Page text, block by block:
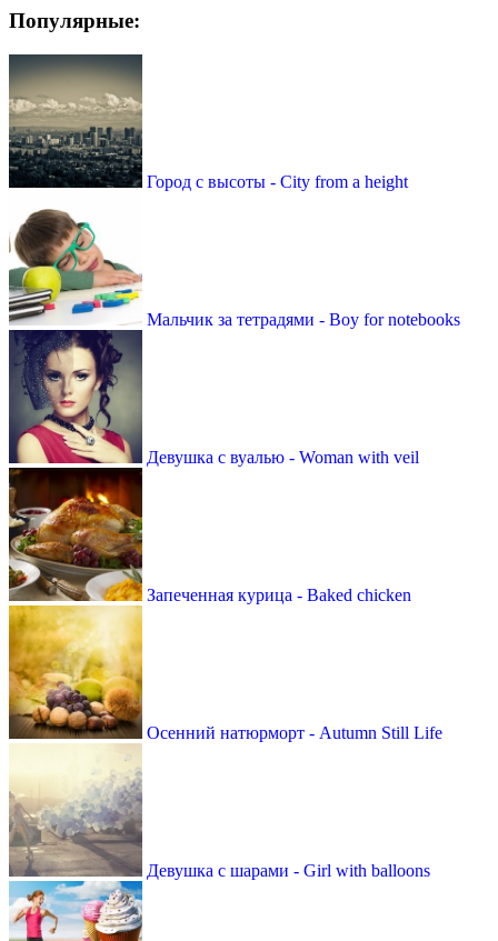
Популярные:
Город с высоты - City from a height
Мальчик за тетрадями - Boy for notebooks
Девушка с вуалью - Woman with veil
Запеченная курица - Baked chicken
Осенний натюрморт - Autumn Still Life
Девушка с шарами - Girl with balloons